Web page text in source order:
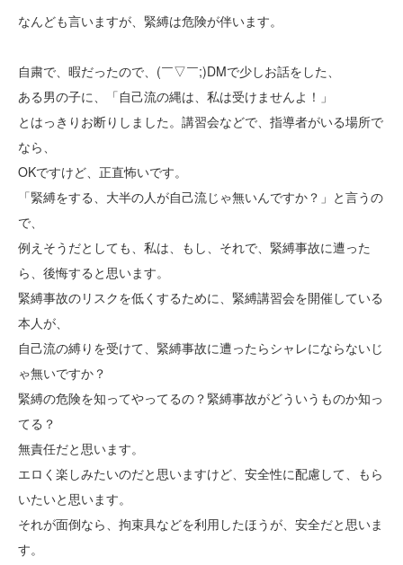
なんども言いますが、緊縛は危険が伴います。
自粛で、暇だったので、(￣▽￣;)DMで少しお話をした、
ある男の子に、「自己流の縄は、私は受けませんよ！」
とはっきりお断りしました。講習会などで、指導者がいる場所で
なら、
OKですけど、正直怖いです。
「緊縛をする、大半の人が自己流じゃ無いんですか？」と言うの
で、
例えそうだとしても、私は、もし、それで、緊縛事故に遭った
ら、後悔すると思います。
緊縛事故のリスクを低くするために、緊縛講習会を開催している
本人が、
自己流の縛りを受けて、緊縛事故に遭ったらシャレにならないじ
ゃ無いですか？
緊縛の危険を知ってやってるの？緊縛事故がどういうものか知っ
てる？
無責任だと思います。
エロく楽しみたいのだと思いますけど、安全性に配慮して、もら
いたいと思います。
それが面倒なら、拘束具などを利用したほうが、安全だと思いま
す。